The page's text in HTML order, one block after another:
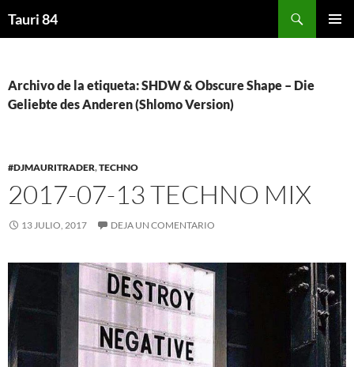
Tauri 84
Archivo de la etiqueta: SHDW & Obscure Shape – Die
Geliebte des Anderen (Shlomo Version)
#DJMAURITRADER,TECHNO
2017-07-13 TECHNO MIX
13 JULIO, 2017 DEJA UN COMENTARIO